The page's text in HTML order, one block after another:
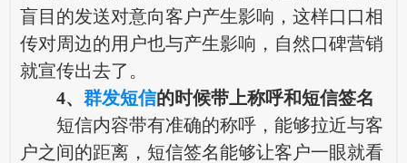
盲目的发送对意向客户产生影响，这样口口相
传对周边的用户也与产生影响，自然口碑营销
就宣传出去了。
4、 群发短信的时候带上称呼和短信签名
短信内容带有准确的称呼，能够拉近与客
户之间的距离，短信签名能够让客户一眼就看